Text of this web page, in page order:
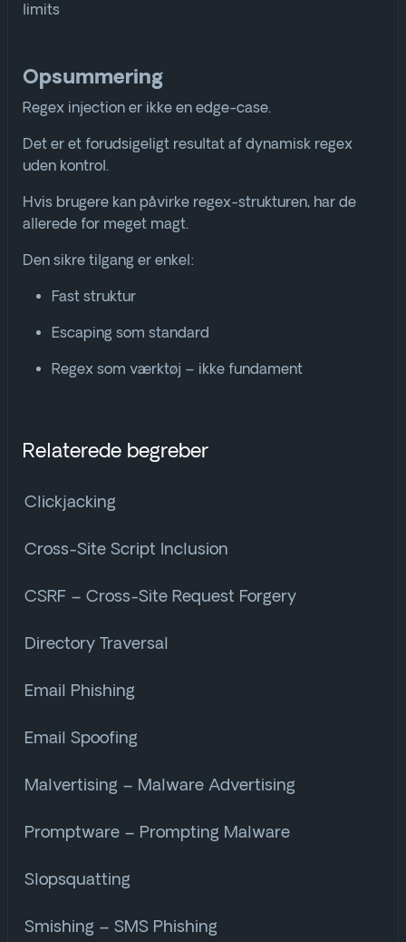
limits
Opsummering
Regex injection er ikke en edge-case.
Det er et forudsigeligt resultat af dynamisk regex
uden kontrol.
Hvis brugere kan påvirke regex-strukturen, har de
allerede for meget magt.
Den sikre tilgang er enkel:
Fast struktur
Escaping som standard
Regex som værktøj – ikke fundament
Relaterede begreber
Clickjacking
Cross-Site Script Inclusion
CSRF – Cross-Site Request Forgery
Directory Traversal
Email Phishing
Email Spoofing
Malvertising – Malware Advertising
Promptware – Prompting Malware
Slopsquatting
Smishing – SMS Phishing